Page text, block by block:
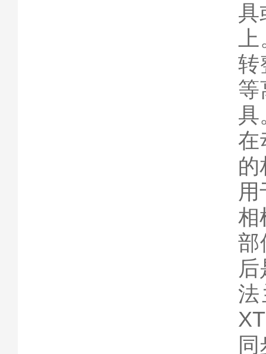
具
转
等
具
在
的
相
部